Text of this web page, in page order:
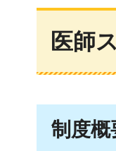
医師
制度概